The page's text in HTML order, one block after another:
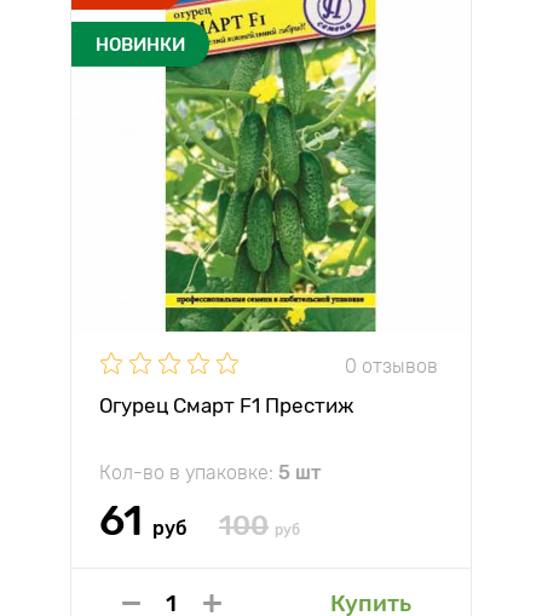
НОВИНКИ
0 отзывов
Огурец Смарт F1 Престиж
Кол-во в упаковке: 5 шт
61 руб 100 руб
Купить